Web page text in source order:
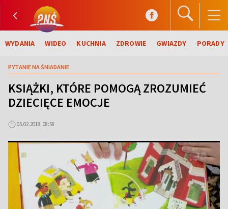
WYDANIA WIDEO KUCHNIA ZDROWIE GWIAZDY PORADY
PYTANIE NA ŚNIADANIE
KSIĄŻKI, KTÓRE POMOGĄ ZROZUMIEĆ
DZIECIĘCE EMOCJE
05.02.2018, 08:58